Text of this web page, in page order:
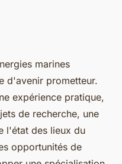
marines
d'avenir prometteur.
expérience pratique,
de recherche, une
l'état des lieux du
opportunités de